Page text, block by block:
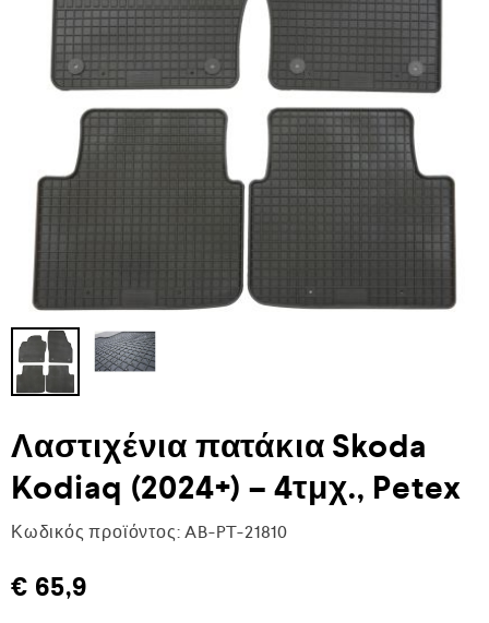
Λαστιχένια πατάκια Skoda
Kodiaq (2024+) – 4τμχ., Petex
Κωδικός προϊόντος: AB-PT-21810
€ 65,9